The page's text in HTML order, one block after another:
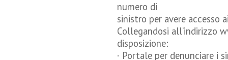
numero di
sinistro per avere accesso
Collegandosi all’indirizzo
disposizione:
· Portale per denunciare i